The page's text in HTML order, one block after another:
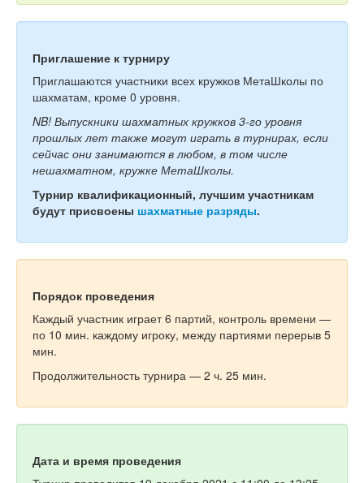
Приглашение к турниру
Приглашаются участники всех кружков МетаШколы по
шахматам, кроме 0 уровня.
NB! Выпускники шахматных кружков 3-го уровня
прошлых лет также могут играть в турнирах, если
сейчас они занимаются в любом, в том числе
нешахматном, кружке МетаШколы.
Турнир квалификационный, лучшим участникам
будут присвоены шахматные разряды.
Порядок проведения
Каждый участник играет 6 партий, контроль времени —
по 10 мин. каждому игроку, между партиями перерыв 5
мин.
Продолжительность турнира — 2 ч. 25 мин.
Дата и время проведения